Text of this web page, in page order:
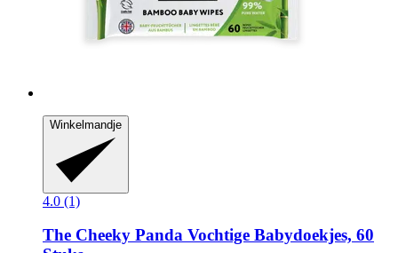
Winkelmandje
4.0 (1)
The Cheeky Panda Vochtige Babydoekjes, 60